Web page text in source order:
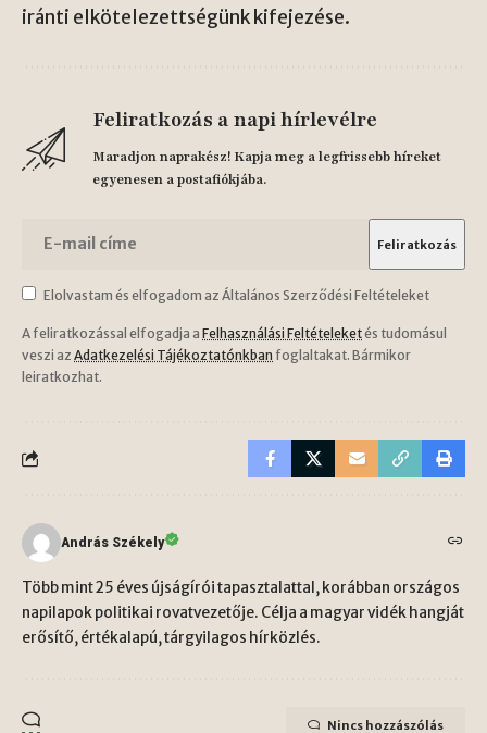
iránti elkötelezettségünk kifejezése.
Feliratkozás a napi hírlevélre
Maradjon naprakész! Kapja meg a legfrissebb híreket
egyenesen a postafiókjába.
Elolvastam és elfogadom az Általános Szerződési Feltételeket
A feliratkozással elfogadja a Felhasználási Feltételeketés tudomásul
veszi az Adatkezelési Tájékoztatónkban foglaltakat. Bármikor
leiratkozhat.
András Székely
Több mint 25 éves újságírói tapasztalattal, korábban országos
napilapok politikai rovatvezetője. Célja a magyar vidék hangját
erősítő, értékalapú, tárgyilagos hírközlés.
Nincs hozzászólás